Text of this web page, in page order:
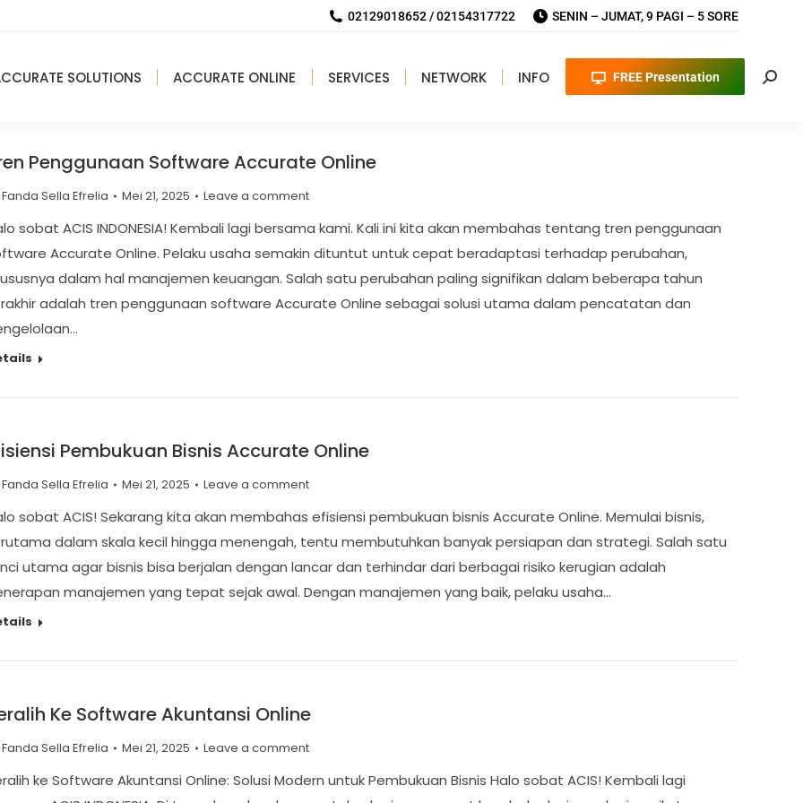
02129018652 / 02154317722 SENIN – JUMAT, 9 PAGI – 5 SORE
SOLUTIONS ACCURATE ONLINE SERVICES NETWORK INFO FREE Presentation
Penggunaan Software Accurate Online
Fanda Sella Efrelia Mei 21, 2025 Leave a comment
sobat ACIS INDONESIA! Kembali lagi bersama kami. Kali ini kita akan membahas tentang tren penggunaan
Accurate Online. Pelaku usaha semakin dituntut untuk cepat beradaptasi terhadap perubahan,
dalam hal manajemen keuangan. Salah satu perubahan paling signifikan dalam beberapa tahun
adalah tren penggunaan software Accurate Online sebagai solusi utama dalam pencatatan dan
Pembukuan Bisnis Accurate Online
Fanda Sella Efrelia Mei 21, 2025 Leave a comment
sobat ACIS! Sekarang kita akan membahas efisiensi pembukuan bisnis Accurate Online. Memulai bisnis,
dalam skala kecil hingga menengah, tentu membutuhkan banyak persiapan dan strategi. Salah satu
utama agar bisnis bisa berjalan dengan lancar dan terhindar dari berbagai risiko kerugian adalah
manajemen yang tepat sejak awal. Dengan manajemen yang baik, pelaku usaha…
Ke Software Akuntansi Online
Fanda Sella Efrelia Mei 21, 2025 Leave a comment
ke Software Akuntansi Online: Solusi Modern untuk Pembukuan Bisnis Halo sobat ACIS! Kembali lagi